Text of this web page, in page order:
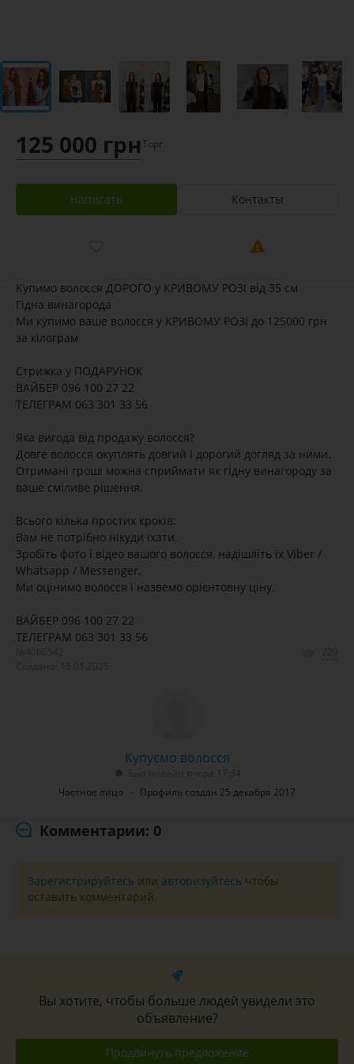
125 000 грнТорг
Написать Контакты
Купимо волосся ДОРОГО у КРИВОМУ РОЗІ від 35 см
Гідна винагорода
Ми купимо ваше волосся у КРИВОМУ РОЗІ до 125000 грн
за кілограм
Стрижка у ПОДАРУНОК
ВАЙБЕР 096 100 27 22
ТЕЛЕГРАМ 063 301 33 56
Яка вигода від продажу волосся?
Довге волосся окуплять довгий і дорогий догляд за ними.
Отримані гроші можна сприймати як гідну винагороду за
ваше сміливе рішення.
Всього кілька простих кроків:
Вам не потрібно нікуди їхати.
Зробіть фото і відео вашого волосся, надішліть їх Viber /
Whatsapp / Messenger.
Ми оцінимо волосся і назвемо орієнтовну ціну.
ВАЙБЕР 096 100 27 22
ТЕЛЕГРАМ 063 301 33 56
Купуємо волосся
Частное лицо
Профиль создан 25 декабря 2017
Комментарии: 0
Зарегистрируйтесь или авторизуйтесь чтобы
оставить комментарий.
Вы хотите, чтобы больше людей увидели это
объявление?
Продвинуть предложение